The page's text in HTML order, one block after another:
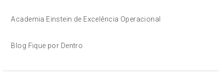
Academia Einstein de Excelência Operacional
Blog Fique por Dentro